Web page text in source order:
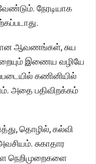
நேரடியாக
ஆவணங்கள், சுய
இணைய வழியே
கணினியில்
அதை பதிவிறக்கம்
தொழில், கல்வி
சுகாதார
நெறிமுறைகளை